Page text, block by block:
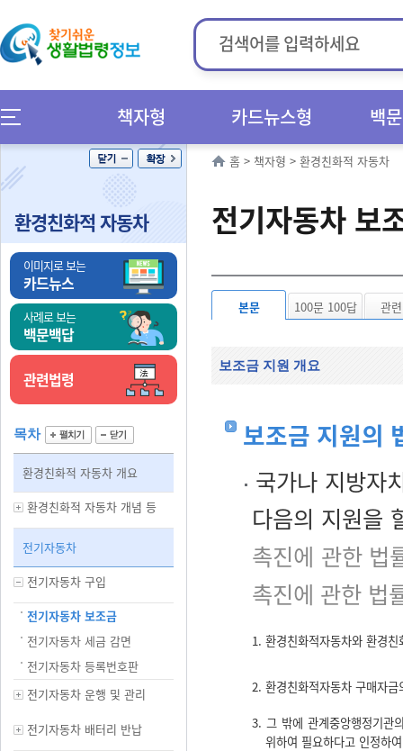
책자형 카드뉴스형 백
환경친화적 자동차
이미지로 보는
카드뉴스
사례로 보는
백문백답
관련법령
목차
환경친화적 자동차 개요
환경친화적 자동차 개념 등
전기자동차
전기자동차 구입
전기자동차 보조금
전기자동차 세금 감면
전기자동차 등록번호판
전기자동차 운행 및 관리
전기자동차 배터리 반납
홈 > 책자형 > 환경친화적 자동차
전기자동차 보
본문 100문 100답 관
보조금 지원 개요
보조금 지원의
국가나 지방자
다음의 지원을
촉진에 관한 법
촉진에 관한 법
1. 환경친화적자동차와 환경
2. 환경친화적자동차 구매자
3. 그 밖에 관계중앙행정기관
위하여 필요하다고 인정하